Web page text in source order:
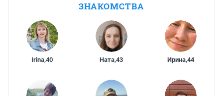
ЗНАКОМСТВА
Irina,40 Ната,43 Ирина,44